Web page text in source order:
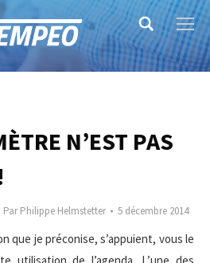
Search:
N’EST PAS
ParPhilippe Helmstetter 5 décembre 2014
que je préconise, s’appuient, vous le